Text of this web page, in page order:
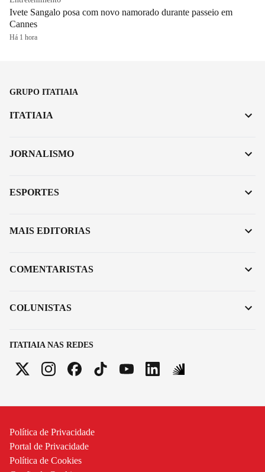
Ivete Sangalo posa com novo namorado durante passeio em
Cannes
Há 1 hora
GRUPO ITATIAIA
ITATIAIA NAS REDES
ITATIAIA
JORNALISMO
ESPORTES
MAIS EDITORIAS
COMENTARISTAS
COLUNISTAS
Política de Privacidade
Portal de Privacidade
Política de Cookies